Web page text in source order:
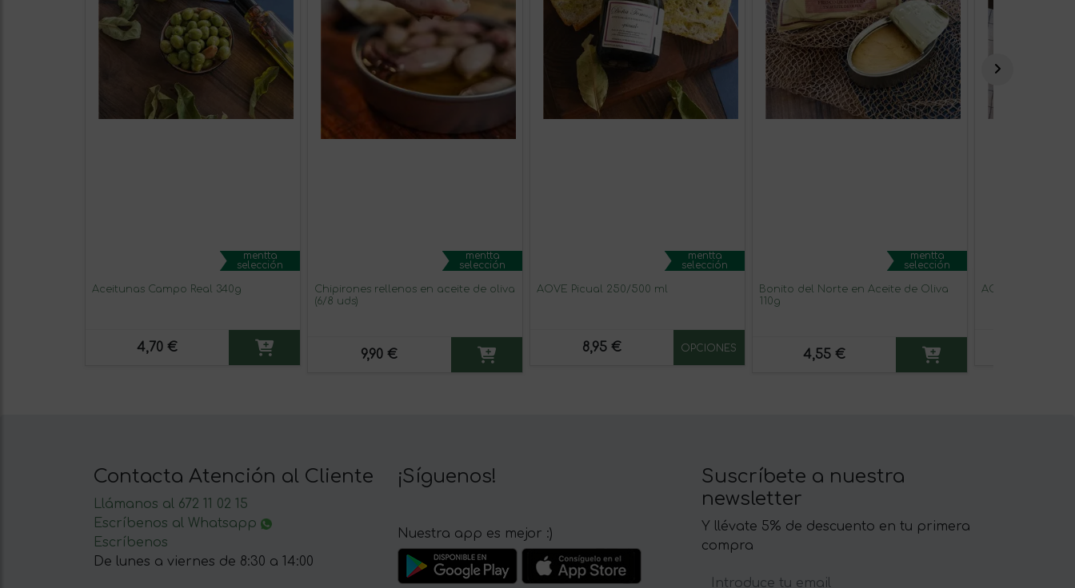
mentta
selección
Aceitunas Campo Real 340g
4,70 €
mentta
selección
Chipirones rellenos en aceite de oliva
(6/8 uds)
9,90 €
mentta
selección
AOVE Picual 250/500 ml
8,95 € OPCIONES
mentta
selección
Bonito del Norte en Aceite de Oliva
110g
4,55 €
AOVE Picante
Contacta Atención al Cliente
Llámanos al 672 11 02 15
Escríbenos al Whatsapp
Escríbenos
De lunes a viernes de 8:30 a 14:00
¡Síguenos!
Nuestra app es mejor :)
Suscríbete a nuestra
newsletter
Y llévate 5% de descuento en tu primera
compra